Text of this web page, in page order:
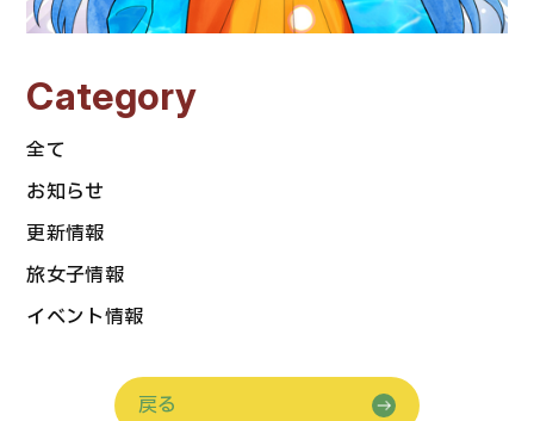
Category
全て
お知らせ
更新情報
旅女子情報
イベント情報
戻る